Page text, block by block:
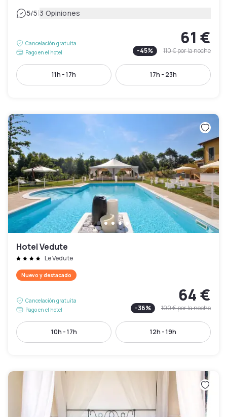
5/5|3 Opiniones
Cancelación gratuita
Pago en el hotel
61 €
-45% 110 €por la noche
11h - 17h 17h - 23h
Hotel Vedute
Le Vedute
Nuevo y destacado
Cancelación gratuita
Pago en el hotel
64 €
-36% 100 €por la noche
10h - 17h 12h - 19h